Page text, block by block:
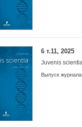
6 т.11, 2025
Juvenis
Выпуск журнала